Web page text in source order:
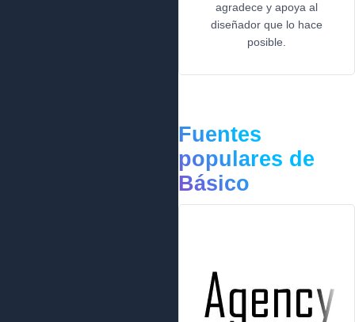
agradece y apoya al
diseñador que lo hace
posible.
Fuentes
populares de
Básico